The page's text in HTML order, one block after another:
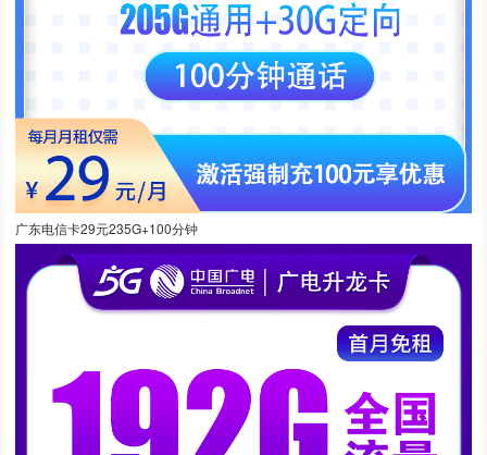
广东电信卡29元235G+100分钟